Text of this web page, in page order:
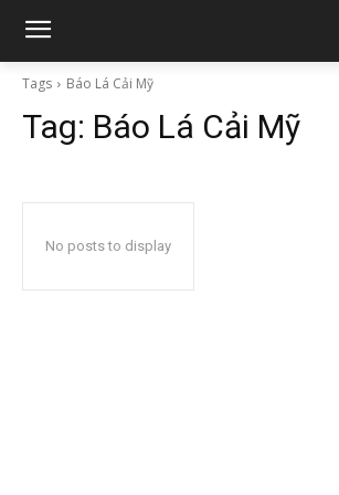
Tags Báo Lá Cải Mỹ
Tag: Báo Lá Cải Mỹ
No posts to display